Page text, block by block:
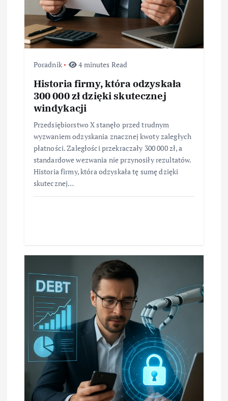
u
Poradnik 4 minutes Read
Historia firmy, która odzyskała
300 000 zł dzięki skutecznej
windykacji
Przedsiębiorstwo X stanęło przed trudnym
wyzwaniem odzyskania znacznej kwoty zaległych
płatności. Zaległości przekraczały 300 000 zł, a
standardowe wezwania nie przynosiły rezultatów.
Historia firmy, która odzyskała tę sumę dzięki
skutecznej…